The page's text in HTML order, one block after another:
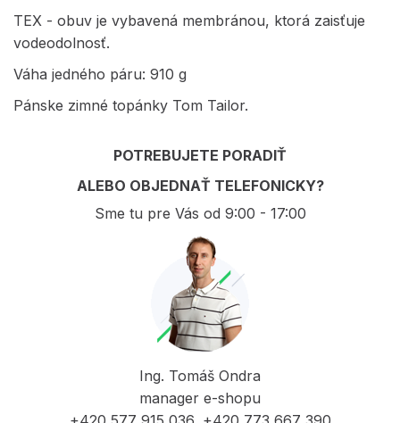
TEX - obuv je vybavená membránou, ktorá zaisťuje
vodeodolnosť.
Váha jedného páru: 910 g
Pánske zimné topánky Tom Tailor.
POTREBUJETE PORADIŤ
ALEBO OBJEDNAŤ TELEFONICKY?
Sme tu pre Vás od 9:00 - 17:00
Ing. Tomáš Ondra
manager e-shopu